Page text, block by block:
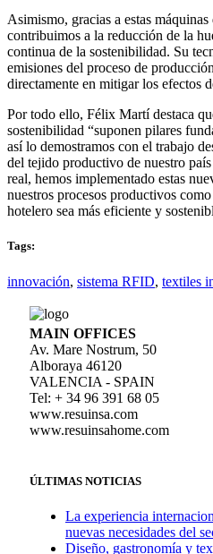
Asimismo, gracias a estas
contribuimos a la reducción de la
continua de la sostenibilidad. Su
emisiones del proceso de
directamente en mitigar los efectos
Por todo ello, Félix Martí destaca
sostenibilidad “suponen pilares
así lo demostramos con el trabajo
del tejido productivo de nuestro
real, hemos implementado estas
nuestros procesos productivos
hotelero sea más eficiente y
Tags:
innovación, sistema RFID, textiles
MAIN OFFICES
Av. Mare Nostrum, 50
Alboraya 46120
VALENCIA - SPAIN
Tel: + 34 96 391 68 05
www.resuinsa.com
www.resuinsahome.com
ÚLTIMAS NOTICIAS
La experiencia
nuevas necesidades del
Diseño, gastronomía y